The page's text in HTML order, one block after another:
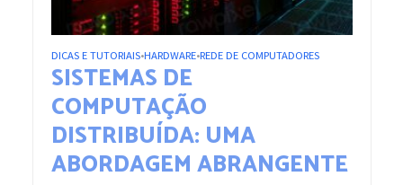
DICAS E TUTORIAIS•HARDWARE•REDE DE COMPUTADORES
SISTEMAS DE
COMPUTAÇÃO
DISTRIBUÍDA: UMA
ABORDAGEM ABRANGENTE